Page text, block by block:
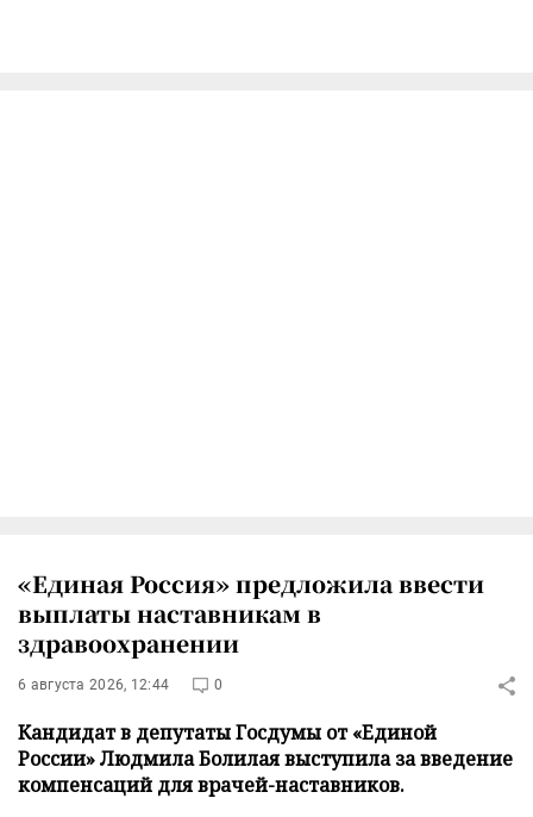
«Единая Россия» предложила ввести
выплаты наставникам в
здравоохранении
6 августа 2026, 12:44 0
Кандидат в депутаты Госдумы от «Единой
России» Людмила Болилая выступила за введение
компенсаций для врачей-наставников.